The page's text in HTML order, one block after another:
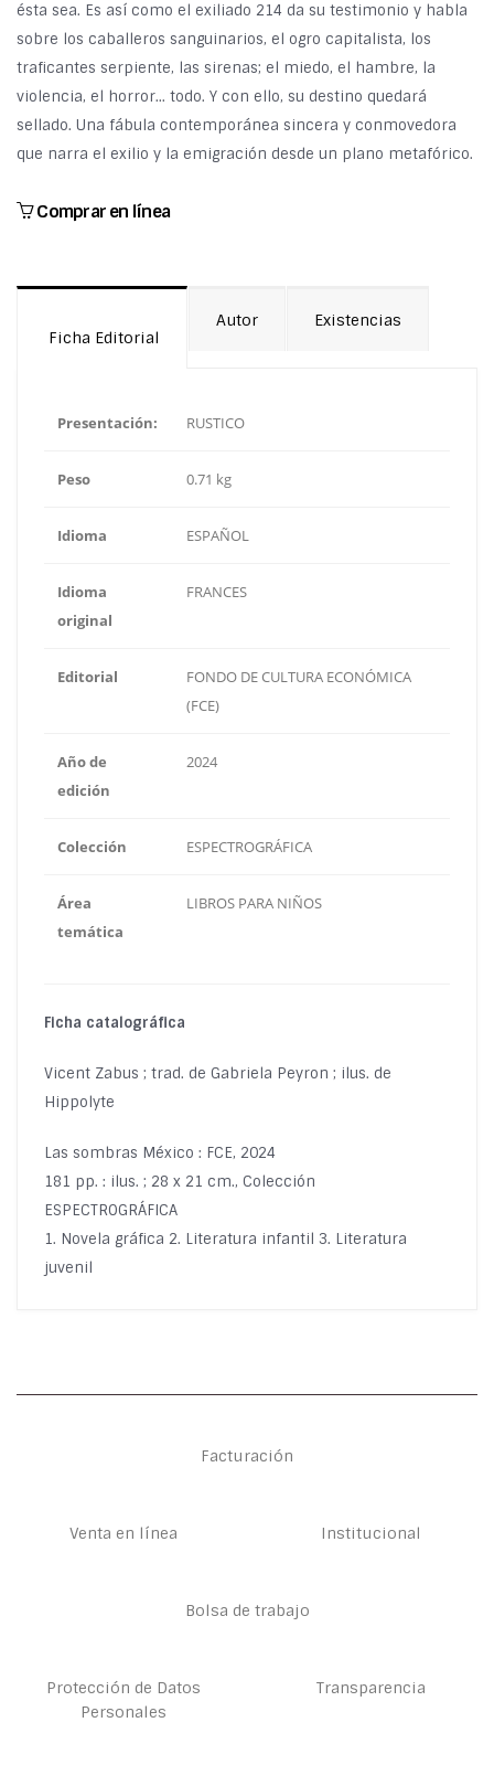
ésta sea. Es así como el exiliado 214 da su testimonio y habla
sobre los caballeros sanguinarios, el ogro capitalista, los
traficantes serpiente, las sirenas; el miedo, el hambre, la
violencia, el horror… todo. Y con ello, su destino quedará
sellado. Una fábula contemporánea sincera y conmovedora
que narra el exilio y la emigración desde un plano metafórico.
Comprar en línea
Ficha Editorial
Autor Existencias
Presentación: RUSTICO
Peso 0.71 kg
Idioma ESPAÑOL
Idioma
original
FRANCES
Editorial
FONDO DE CULTURA ECONÓMICA
(FCE)
Año de
edición
2024
Colección ESPECTROGRÁFICA
Área
temática
LIBROS PARA NIÑOS
Ficha catalográfica
Vicent Zabus ; trad. de Gabriela Peyron ; ilus. de
Hippolyte
Las sombras México : FCE, 2024
181 pp. : ilus. ; 28 x 21 cm., Colección
ESPECTROGRÁFICA
1. Novela gráfica 2. Literatura infantil 3. Literatura
juvenil
Facturación
Venta en línea Institucional
Bolsa de trabajo
Protección de Datos
Personales
Transparencia